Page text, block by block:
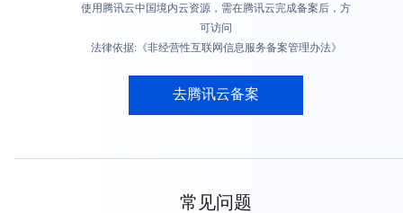
使用腾讯云中国境内云资源，需在腾讯云完成备案后，方
可访问
法律依据:《非经营性互联网信息服务备案管理办法》
去腾讯云备案
常见问题